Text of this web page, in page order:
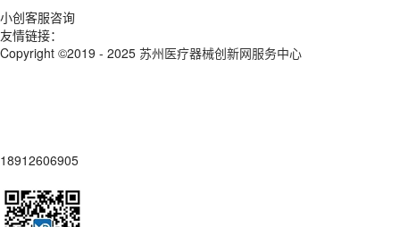
小创客服咨询
友情链接：
Copyright ©2019 - 2025 苏州医疗器械创新网服务中心
18912606905